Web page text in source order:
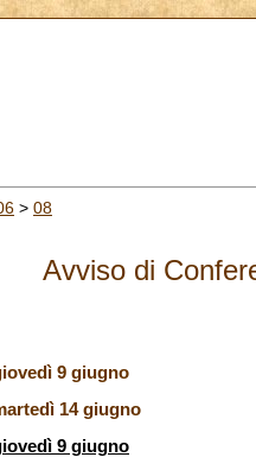
> 08
Avviso di
9 giugno
14 giugno
9 giugno